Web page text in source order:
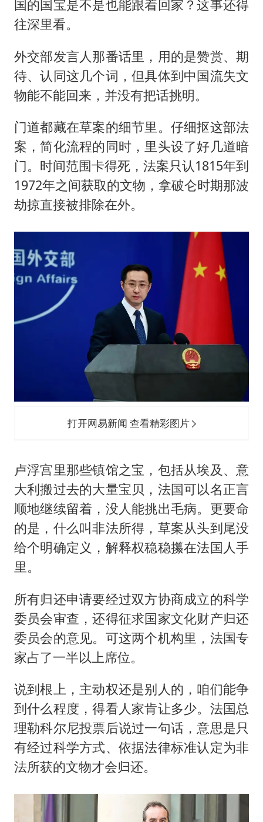
国的国宝是不是也能跟着回家？这事还得
往深里看。
外交部发言人那番话里，用的是赞赏、期
待、认同这几个词，但具体到中国流失文
物能不能回来，并没有把话挑明。
门道都藏在草案的细节里。仔细抠这部法
案，简化流程的同时，里头设了好几道暗
门。时间范围卡得死，法案只认1815年到
1972年之间获取的文物，拿破仑时期那波
劫掠直接被排除在外。
打开网易新闻 查看精彩图片
卢浮宫里那些镇馆之宝，包括从埃及、意
大利搬过去的大量宝贝，法国可以名正言
顺地继续留着，没人能挑出毛病。更要命
的是，什么叫非法所得，草案从头到尾没
给个明确定义，解释权稳稳攥在法国人手
里。
所有归还申请要经过双方协商成立的科学
委员会审查，还得征求国家文化财产归还
委员会的意见。可这两个机构里，法国专
家占了一半以上席位。
说到根上，主动权还是别人的，咱们能争
到什么程度，得看人家肯让多少。法国总
理勒科尔尼投票后说过一句话，意思是只
有经过科学方式、依据法律标准认定为非
法所获的文物才会归还。